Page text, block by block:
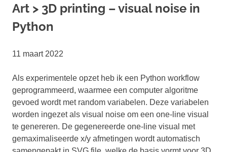
Art > 3D printing – visual noise in
Python
11 maart 2022
Als experimentele opzet heb ik een Python workflow
geprogrammeerd, waarmee een computer algoritme
gevoed wordt met random variabelen. Deze variabelen
worden ingezet als visual noise om een one-line visual
te genereren. De gegenereerde one-line visual met
gemaximaliseerde x/y afmetingen wordt automatisch